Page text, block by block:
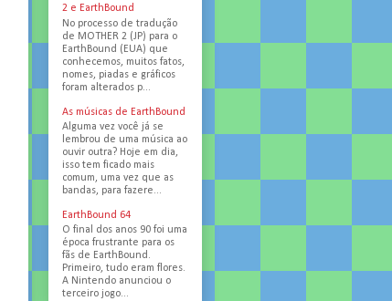
2 e EarthBound
No processo de tradução
de MOTHER 2 (JP) para o
EarthBound (EUA) que
conhecemos, muitos fatos,
nomes, piadas e gráficos
foram alterados p...
As músicas de EarthBound
Alguma vez você já se
lembrou de uma música ao
ouvir outra? Hoje em dia,
isso tem ficado mais
comum, uma vez que as
bandas, para fazere...
EarthBound 64
O final dos anos 90 foi uma
época frustrante para os
fãs de EarthBound.
Primeiro, tudo eram flores.
A Nintendo anunciou o
terceiro jogo...